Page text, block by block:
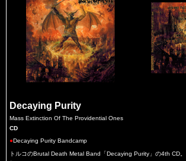
Decaying Purity
Mass Extinction Of The Providential Ones
CD
●Decaying Purity Bandcamp
トルコのBrutal Death Metal Band「Decaying Purity」の4th CD